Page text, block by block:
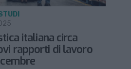
italiana circa
rapporti di lavoro